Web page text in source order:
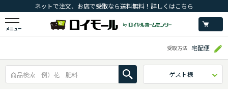
ネットで注文、お店で受取なら送料無料！詳しくはこちら
メニュー
受取方法 宅配便
ゲスト様